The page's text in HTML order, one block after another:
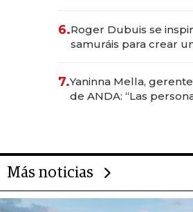
6.Roger Dubuis se
samuráis para crear
7.Yaninna Mella,
de ANDA: “Las
Más noticias